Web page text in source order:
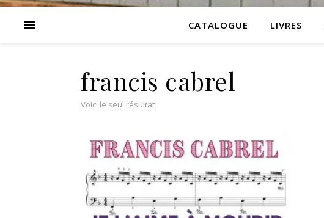
CATALOGUE LIVRES
francis cabrel
Voici le seul résultat